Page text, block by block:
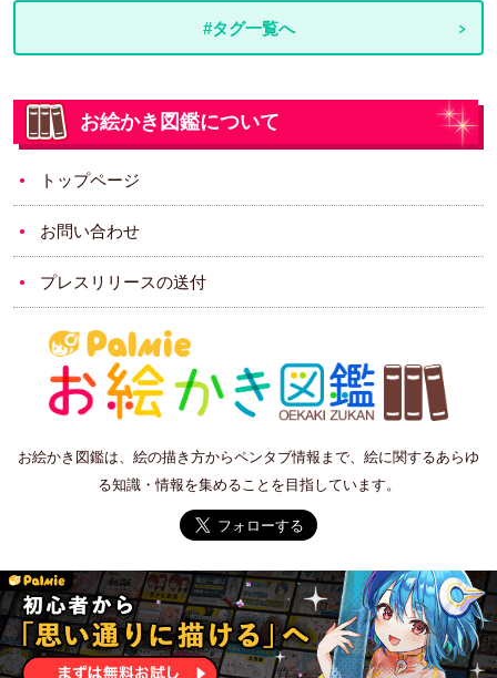
#タグ一覧へ
お絵かき図鑑について
トップページ
お問い合わせ
プレスリリースの送付
お絵かき図鑑は、絵の描き方からペンタブ情報まで、絵に関するあらゆ
る知識・情報を集めることを目指しています。